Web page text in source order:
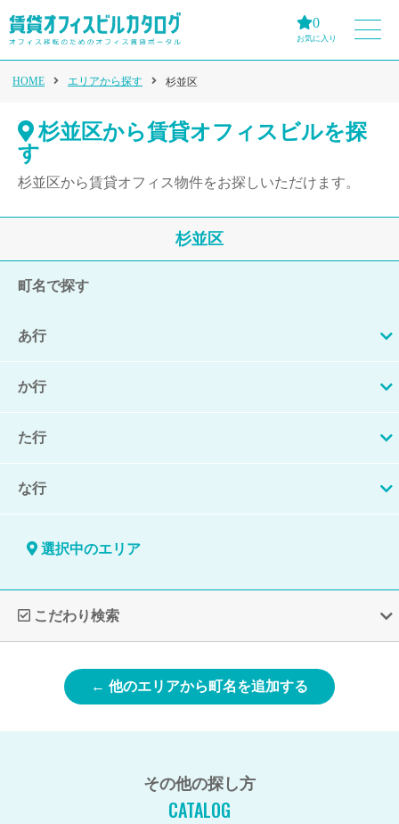
0
お気に入り
HOME エリアから探す 杉並区
杉並区から賃貸オフィスビルを探
す
杉並区から賃貸オフィス物件をお探しいただけます。
杉並区
町名で探す
あ行
か行
た行
な行
選択中のエリア
こだわり検索
← 他のエリアから町名を追加する
その他の探し方
CATALOG